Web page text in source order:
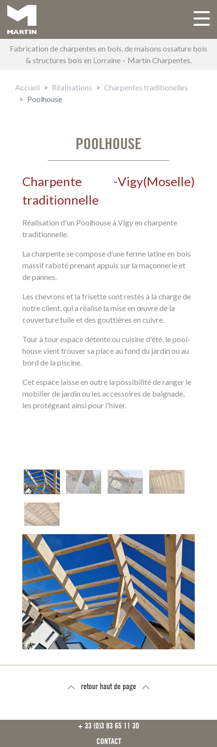
Aller
au
contenu
principal
Main navigation Toggle
Fabrication de charpentes en bois, de maisons ossature bois
& structures bois en Lorraine – Martin Charpentes.
Accueil Réalisations
Charpentes traditionelles
Poolhouse
POOLHOUSE
Charpente
traditionnelle
-Vigy(Moselle)
Réalisation d'un Poolhouse à Vigy en charpente
traditionnelle.
La charpente se compose d’une ferme latine en bois
massif raboté prenant appuis sur la maçonnerie et
de pannes.
Les chevrons et la frisette sont restés à la charge de
notre client, qui a réalisé la mise en œuvre de la
couverture tuile et des gouttières en cuivre.
Tour à tourespace détente ou cuisine d'été, le pool-
house vient trouver sa place au fond du jardin ou au
bord de la piscine.
Cet espace laisse en outre la possibilité de ranger le
mobilier de jardin ou les accessoires de baignade,
les protégeant ainsi pour l'hiver.
retour haut de page
+ 33 (0)3 83 65 11 30
CONTACT